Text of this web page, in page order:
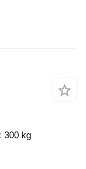
300 kg